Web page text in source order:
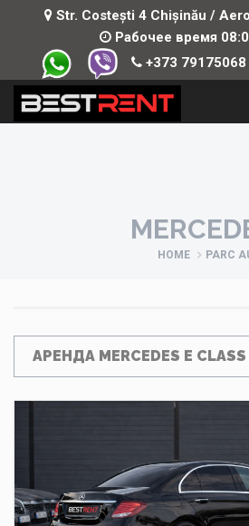
Str. Costești 4 Chișinău /
Рабочее время
+373 79175068
HOME PARC
АРЕНДА MERCEDES E CLASS